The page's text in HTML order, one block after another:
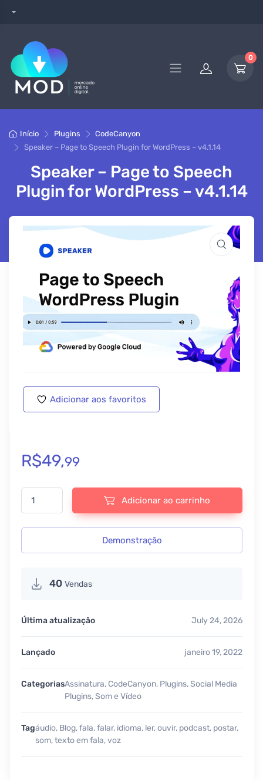
0
Início Plugins
CodeCanyon
Speaker – Page to Speech Plugin for WordPress – v4.1.14
Speaker – Page to Speech
Plugin for WordPress – v4.1.14
Adicionar aos favoritos
R$49,99
Speaker – Page to Speech Plugin for WordPress - v4.1.14
Adicionar ao carrinho
Demonstração
40 Vendas
Última atualização July 24, 2026
Lançado janeiro 19, 2022
CategoriasAssinatura, CodeCanyon, Plugins,Social Media
Plugins,Som e Vídeo
Tagáudio, Blog,fala,falar, idioma, ler,ouvir, podcast, postar,
som,texto em fala,voz